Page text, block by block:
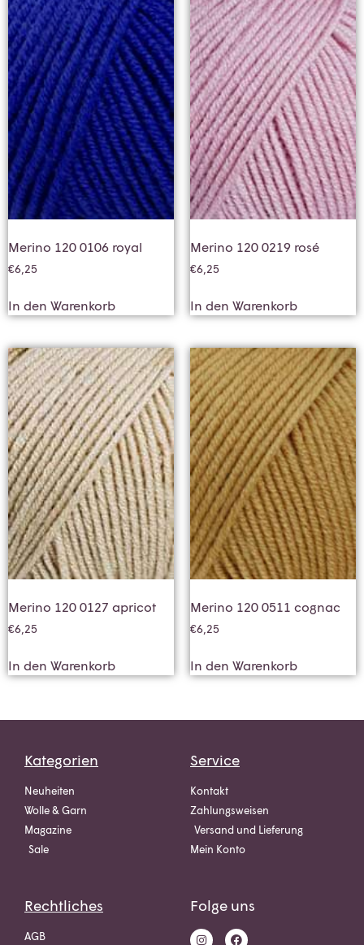
Merino 120 0106 royal
€6,25
In den Warenkorb
Merino 120 0219 rosé
€6,25
In den Warenkorb
Merino 120 0127 apricot
€6,25
In den Warenkorb
Merino 120 0511 cognac
€6,25
In den Warenkorb
Kategorien
Neuheiten
Wolle & Garn
Magazine
Sale
Service
Kontakt
Zahlungsweisen
Versand und Lieferung
Mein Konto
Rechtliches
AGB
Folge uns